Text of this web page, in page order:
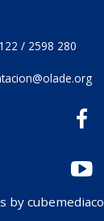
/ 2598 280
by cubemediaco